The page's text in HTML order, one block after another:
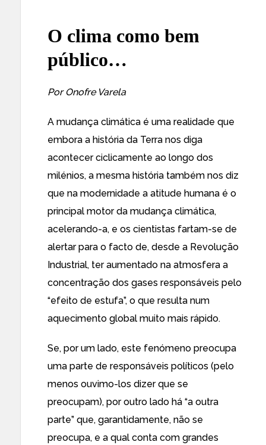
O clima como bem
público…
Por Onofre Varela
A mudança climática é uma realidade que
embora a história da Terra nos diga
acontecer ciclicamente ao longo dos
milénios, a mesma história também nos diz
que na modernidade a atitude humana é o
principal motor da mudança climática,
acelerando-a, e os cientistas fartam-se de
alertar para o facto de, desde a Revolução
Industrial, ter aumentado na atmosfera a
concentração dos gases responsáveis pelo
“efeito de estufa”, o que resulta num
aquecimento global muito mais rápido.
Se, por um lado, este fenómeno preocupa
uma parte de responsáveis políticos (pelo
menos ouvimo-los dizer que se
preocupam), por outro lado há “a outra
parte” que, garantidamente, não se
preocupa, e a qual conta com grandes